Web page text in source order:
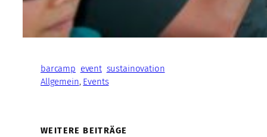
barcamp event sustainovation
Allgemein, Events
WEITERE BEITRÄGE